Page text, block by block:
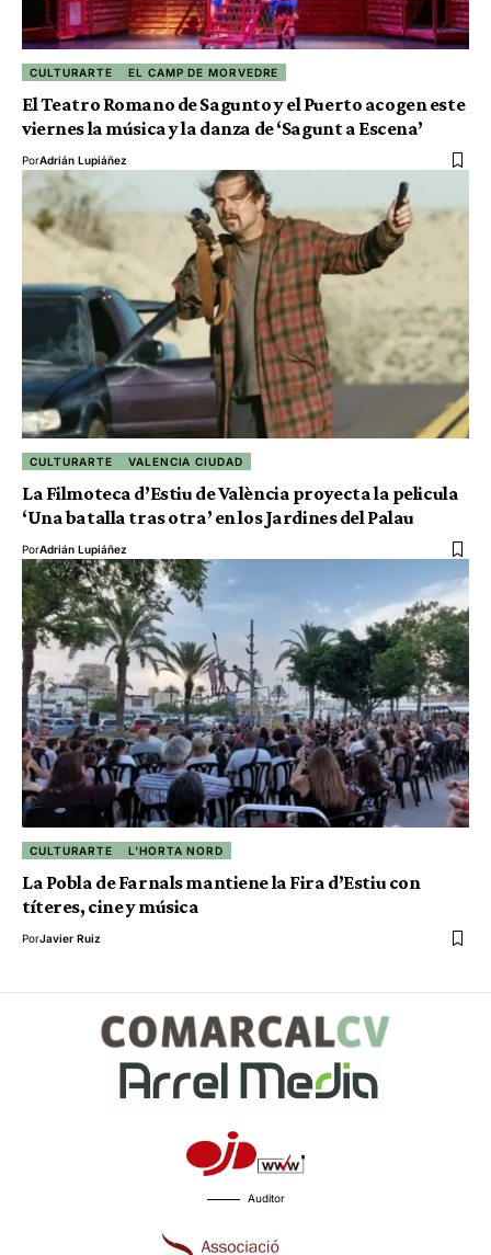
CULTURARTE EL CAMP DE MORVEDRE
El Teatro Romano de Sagunto y el Puerto acogen este
viernes la música y la danza de ‘Sagunt a Escena’
PorAdrián Lupiáñez
CULTURARTE VALENCIA CIUDAD
La Filmoteca d’Estiu de València proyecta la pelicula
‘Una batalla tras otra’ en los Jardines del Palau
PorAdrián Lupiáñez
CULTURARTE L'HORTA NORD
La Pobla de Farnals mantiene la Fira d’Estiu con
títeres, cine y música
PorJavier Ruiz
Auditor